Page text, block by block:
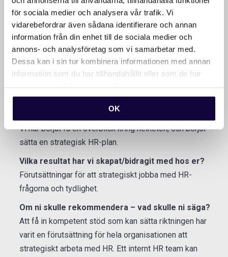
för sociala medier och analysera vår trafik. Vi
vidarebefordrar även sådana identifierare och annan
information från din enhet till de sociala medier och
annons- och analysföretag som vi samarbetar med.
Dessa kan i sin tur kombinera informationen med annan
information som du har tillhandahållit eller som de har
OK
Babyshop Group, om vårt samarbete?
Är ni nöjda med leveransen på ett övergripande
plan?
Ja mycket nöjda, självgående team som supporterar.
Vad är ni mest nöjda med?
Vi har börjat få en överblick kring helheten, och börjat
sätta en strategisk HR-plan.
Vilka resultat har vi skapat/bidragit med hos er?
Förutsättningar för att strategiskt jobba med HR-
frågorna och tydlighet.
Om ni skulle rekommendera – vad skulle ni säga?
Att få in kompetent stöd som kan sätta riktningen har
varit en förutsättning för hela organisationen att
strategiskt arbeta med HR. Ett internt HR team kan